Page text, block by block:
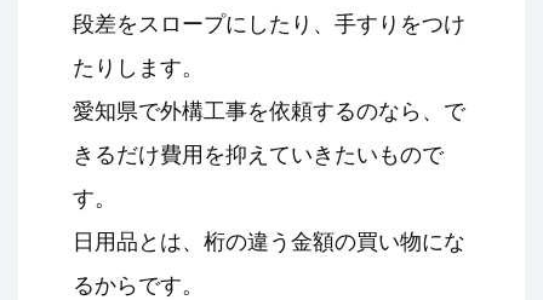
段差をスロープにしたり、手すりをつけ
たりします。
愛知県で外構工事を依頼するのなら、で
きるだけ費用を抑えていきたいもので
す。
日用品とは、桁の違う金額の買い物にな
るからです。